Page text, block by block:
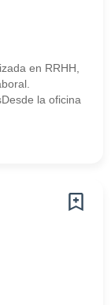
en RRHH,
la oficina